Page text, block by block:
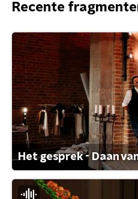
Recente
Het gesprek - Daan